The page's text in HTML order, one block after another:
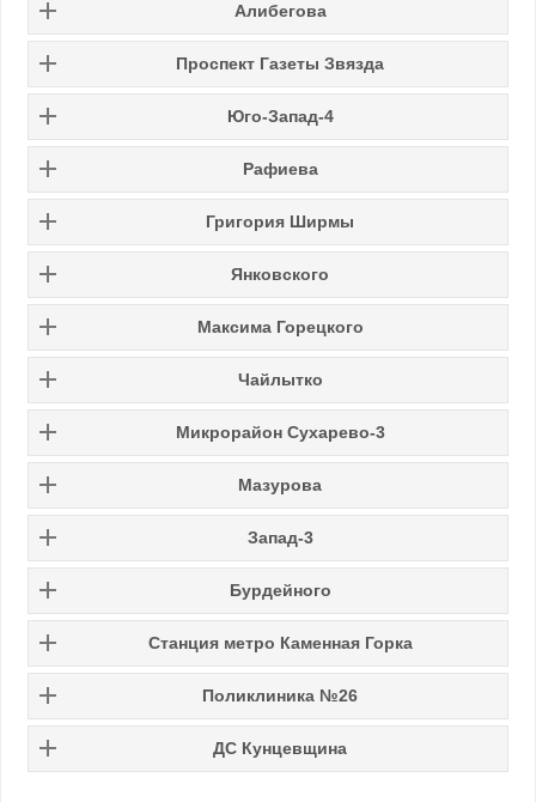
Алибегова
Проспект Газеты Звязда
Юго-Запад-4
Рафиева
Григория Ширмы
Янковского
Максима Горецкого
Чайлытко
Микрорайон Сухарево-3
Мазурова
Запад-3
Бурдейного
Станция метро Каменная Горка
Поликлиника №26
ДС Кунцевщина